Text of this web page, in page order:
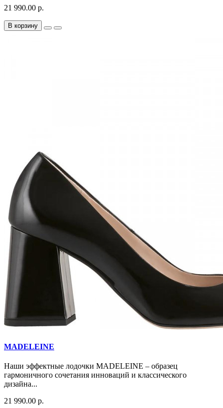
21 990.00 р.
В корзину
MADELEINE
Наши эффектные лодочки MADELEINE – образец
гармоничного сочетания инноваций и классического
дизайна...
21 990.00 р.